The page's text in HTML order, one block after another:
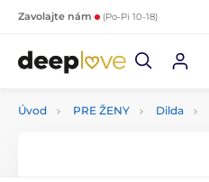
Zavolajte nám (Po-Pi 10-18)
Úvod PRE ŽENY Dilda